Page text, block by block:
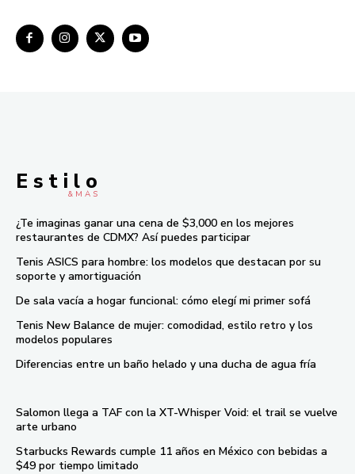
E s t i l o
& M À S
¿Te imaginas ganar una cena de $3,000 en los mejores
restaurantes de CDMX? Así puedes participar
Tenis ASICS para hombre: los modelos que destacan por su
soporte y amortiguación
De sala vacía a hogar funcional: cómo elegí mi primer sofá
Tenis New Balance de mujer: comodidad, estilo retro y los
modelos populares
Diferencias entre un baño helado y una ducha de agua fría
Salomon llega a TAF con la XT-Whisper Void: el trail se vuelve
arte urbano
Starbucks Rewards cumple 11 años en México con bebidas a
$49 por tiempo limitado